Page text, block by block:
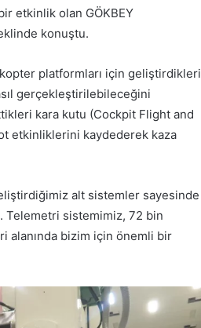
etkinlik olan GÖKBEY
konuştu.
platformları için geliştirdikleri
gerçekleştirilebileceğini
kara kutu (Cockpit Flight and
etkinliklerini kaydederek kaza
alt sistemler sayesinde
Telemetri sistemimiz, 72 bin
alanında bizim için önemli bir